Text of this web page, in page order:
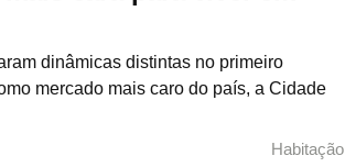
dinâmicas distintas no primeiro
mercado mais caro do país, a Cidade
Habitação